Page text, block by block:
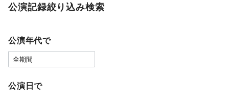
公演記録絞り込み検索
公演年代で
公演日で